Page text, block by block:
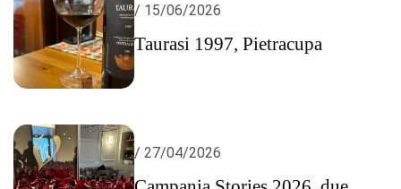
/ 15/06/2026
Taurasi 1997, Pietracupa
/ 27/04/2026